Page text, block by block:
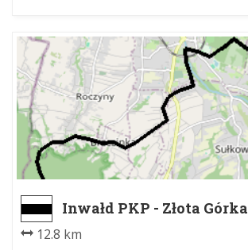
Inwałd PKP - Złota Górka
12.8 km